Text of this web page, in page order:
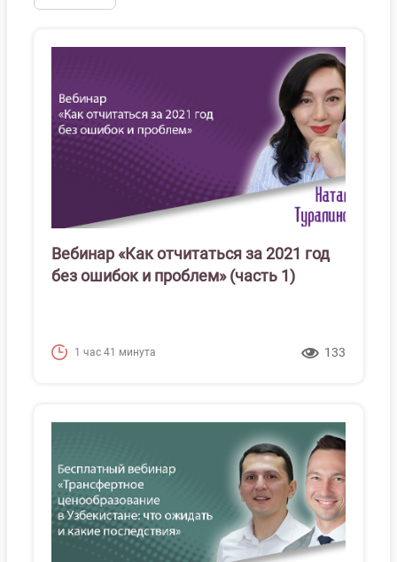
Вебинар «Как отчитаться за 2021 год
без ошибок и проблем» (часть 1)
1 час 41 минута 133